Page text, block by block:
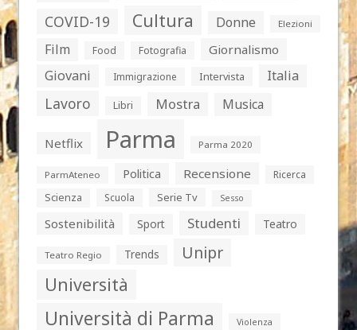
COVID-19 Cultura Donne Elezioni
Film Food Fotografia Giornalismo
Giovani Immigrazione Intervista Italia
Lavoro Libri Mostra Musica
Netflix Parma Parma 2020
ParmAteneo Politica Recensione
Ricerca
Scienza
Scuola Serie Tv Sesso
Sostenibilità Sport Studenti Teatro
Teatro Regio Trends Unipr
Università
Università di Parma Violenza